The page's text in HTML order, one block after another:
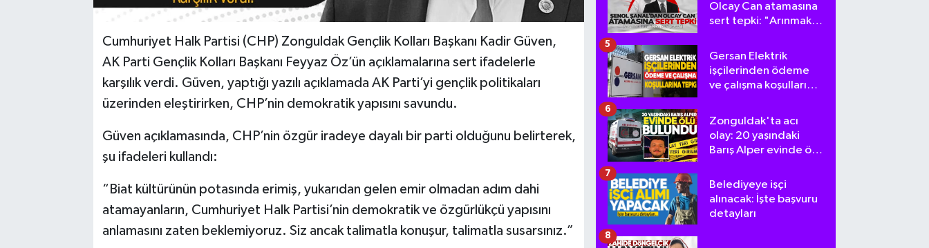
Cumhuriyet Halk Partisi (CHP) Zonguldak Gençlik Kolları Başkanı Kadir Güven,
AK Parti Gençlik Kolları Başkanı Feyyaz Öz’ün açıklamalarına sert ifadelerle
karşılık verdi. Güven, yaptığı yazılı açıklamada AK Parti’yi gençlik politikaları
üzerinden eleştirirken, CHP’nin demokratik yapısını savundu.
Güven açıklamasında, CHP’nin özgür iradeye dayalı bir parti olduğunu belirterek,
şu ifadeleri kullandı:
“Biat kültürünün potasında erimiş, yukarıdan gelen emir olmadan adım dahi
atamayanların, Cumhuriyet Halk Partisi’nin demokratik ve özgürlükçü yapısını
anlamasını zaten beklemiyoruz. Siz ancak talimatla konuşur, talimatla susarsınız.”
Olcay Can atamasına
sert tepki: "Arınmak
gerek!"
Gersan Elektrik
işçilerinden ödeme
ve çalışma koşullarına
5
Zonguldak'ta acı
olay: 20 yaşındaki
Barış Alper evinde ölü
6
Belediyeye işçi
alınacak: İşte başvuru
detayları
7
8